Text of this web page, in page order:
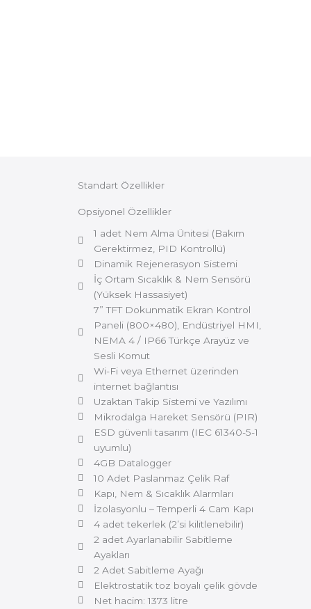
Standart Özellikler
Opsiyonel Özellikler
1 adet Nem Alma Ünitesi (Bakım
Gerektirmez, PID Kontrollü)
Dinamik Rejenerasyon Sistemi
İç Ortam Sıcaklık & Nem Sensörü
(Yüksek Hassasiyet)
7” TFT Dokunmatik Ekran Kontrol
Paneli (800×480), Endüstriyel HMI,
NEMA 4 / IP66 Türkçe Arayüz ve
Sesli Komut
Wi-Fi veya Ethernet üzerinden
internet bağlantısı
Uzaktan Takip Sistemi ve Yazılımı
Mikrodalga Hareket Sensörü (PIR)
ESD güvenli tasarım (IEC 61340-5-1
uyumlu)
4GB Datalogger
10 Adet Paslanmaz Çelik Raf
Kapı, Nem & Sıcaklık Alarmları
İzolasyonlu – Temperli 4 Cam Kapı
4 adet tekerlek (2’si kilitlenebilir)
2 adet Ayarlanabilir Sabitleme
Ayakları
2 Adet Sabitleme Ayağı
Elektrostatik toz boyalı çelik gövde
Net hacim: 1373 litre